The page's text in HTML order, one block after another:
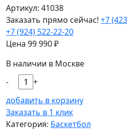
Артикул: 41038
Заказать прямо сейчас! +7
+7 (924) 522-22-20
Цена 99 990₽
В наличии в Москве
-
+
добавить в корзину
Заказать в 1 клик
Категория: Баскетбол